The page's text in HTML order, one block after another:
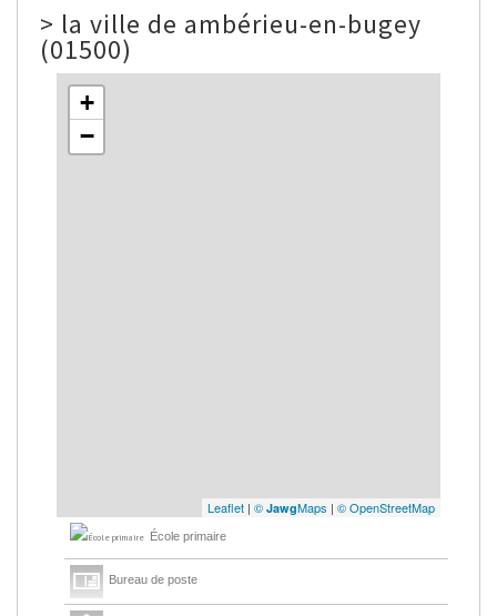
> la ville de ambérieu-en-bugey
(01500)
+
−
Leaflet | © JawgMaps | © OpenStreetMap
École primaire
Bureau de poste